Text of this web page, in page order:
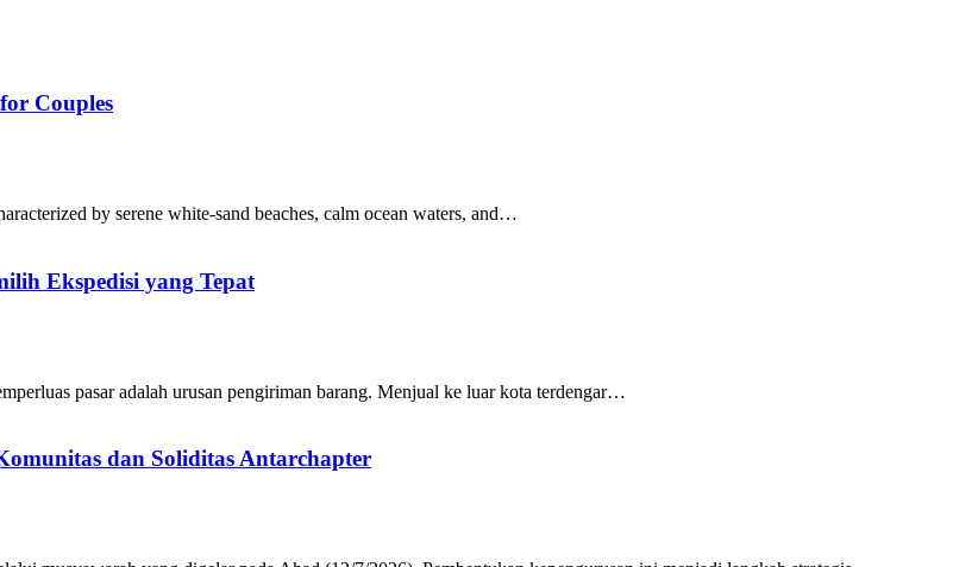
Couples
by serene white-sand beaches, calm ocean waters, and…
Ekspedisi yang Tepat
pasar adalah urusan pengiriman barang. Menjual ke luar kota terdengar…
dan Soliditas Antarchapter